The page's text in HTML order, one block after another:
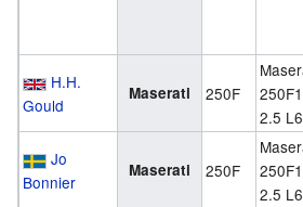
H.H.
Gould
Maserati 250F
250F1
2.5 L6
Jo
Bonnier
Maserati 250F
250F1
2.5 L6